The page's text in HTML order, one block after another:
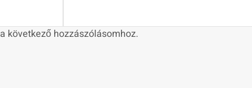
következő hozzászólásomhoz.